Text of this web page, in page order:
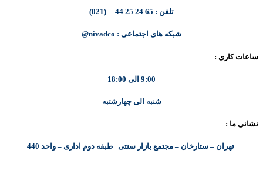
تلفن : 65 24 25 44 (021)
شبکه های اجتماعی : nivadco@
ساعات کاری :
9:00 الی 18:00
شنبه الی چهارشتبه
نشانی ما :
تهران – ستارخان – مجتمع بازار سنتی طبقه دوم اداری – واحد 440